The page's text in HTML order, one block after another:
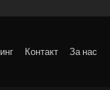
Контакт За нас